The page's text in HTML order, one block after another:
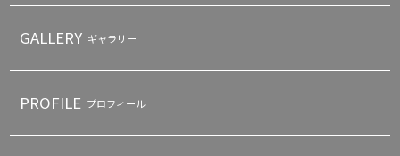
GALLERY ギャラリー
PROFILE プロフィール